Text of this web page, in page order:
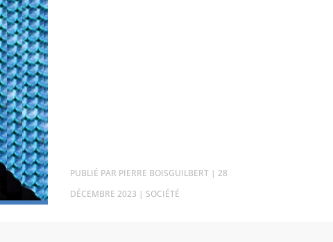
PAR PIERRE BOISGUILBERT | 28
DÉCEMBRE 2023 | SOCIÉTÉ